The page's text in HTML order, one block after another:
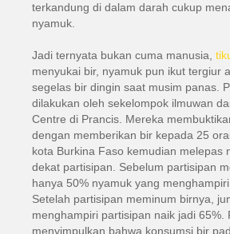
terkandung di dalam darah cukup
nyamuk.
Jadi ternyata bukan cuma manusia,
menyukai bir, nyamuk pun ikut tergiur
segelas bir dingin saat musim panas.
dilakukan oleh sekelompok ilmuwan
Centre di Prancis. Mereka
dengan memberikan bir kepada 25
kota Burkina Faso kemudian melepas
dekat partisipan. Sebelum partisipan
hanya 50% nyamuk yang menghampiri
Setelah partisipan meminum birnya,
menghampiri partisipan naik jadi 65%.
menyimpulkan bahwa konsumsi bir